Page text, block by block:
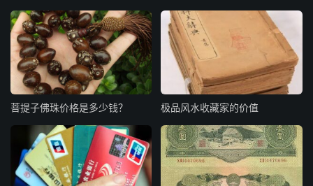
菩提子佛珠价格是多少钱？ 极品风水收藏家的价值